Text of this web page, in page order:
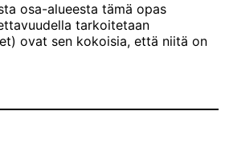
osa-alueesta tämä opas
tarkoitetaan
ovat sen kokoisia, että niitä on